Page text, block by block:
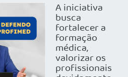
A iniciativa
busca
fortalecer a
formação
médica,
valorizar os
profissionais